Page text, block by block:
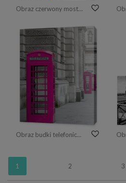
Obraz czerwony most Golden Gate, San Francisco, Kalifornia, USA
Obraz budki telefoniczne w Londynie
1 2 3